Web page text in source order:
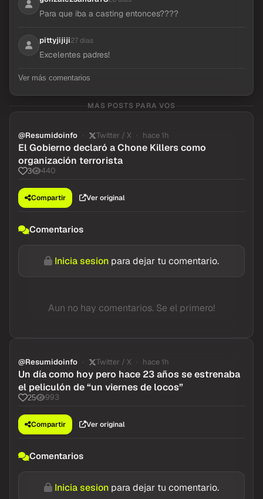
gonzalezsandra7826 dias
pittyjijiji27 dias
Excelentes padres!
Ver más comentarios
@Resumidoinfo Twitter / X hace 1h
El Gobierno declaró a Chone Killers como
organización terrorista
3 440
Comentarios
Inicia sesionpara dejar tu comentario.
@Resumidoinfo Twitter / X hace 1h
Un día como hoy pero hace 23 años se estrenaba
el peliculón de “un viernes de locos”
25 993
Comentarios